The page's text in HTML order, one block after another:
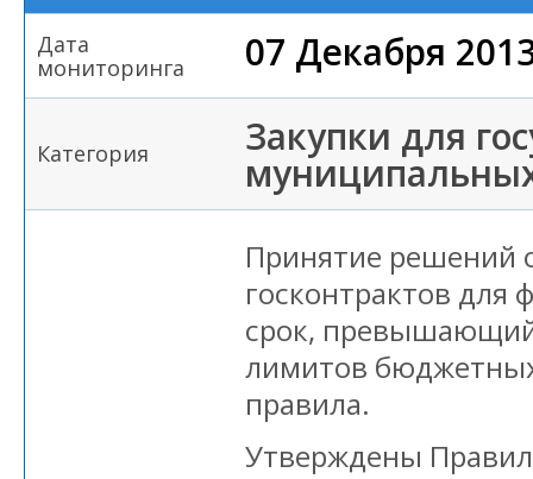
Дата
мониторинга
07 Декабря
Категория Закупки для
Принятие решений
госконтрактов для
срок,
лимитов
правила.
Утверждены